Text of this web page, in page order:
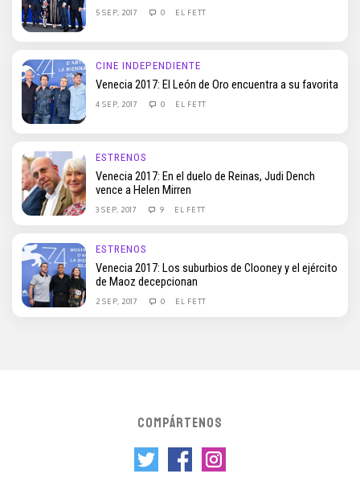
5 SEP, 2017 0 EL FETT
CINE INDEPENDIENTE
Venecia 2017: El León de Oro encuentra a su favorita
4 SEP, 2017 0 EL FETT
ESTRENOS
Venecia 2017: En el duelo de Reinas, Judi Dench
vence a Helen Mirren
3 SEP, 2017 9 EL FETT
ESTRENOS
Venecia 2017: Los suburbios de Clooney y el ejército
de Maoz decepcionan
2 SEP, 2017 0 EL FETT
COMPÁRTENOS